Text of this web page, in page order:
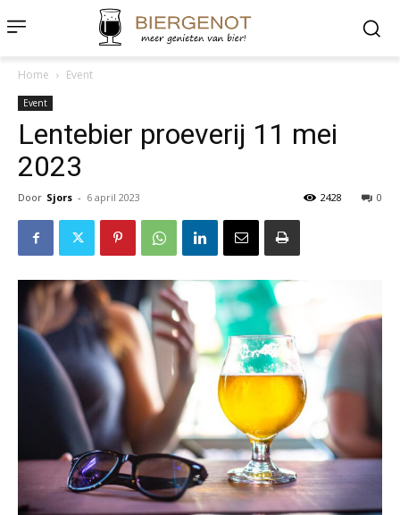
Home Event
Event
Lentebier proeverij 11 mei
2023
Door Sjors - 6 april 2023 0
2428